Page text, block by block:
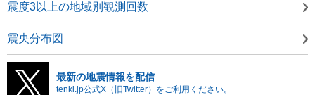
震度3以上の地域別観測回数
震央分布図
最新の地震情報を配信
tenki.jp公式X（旧Twitter）をご利用ください。